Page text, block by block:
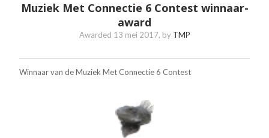
Muziek Met Connectie 6 Contest winnaar-
award
Awarded 13 mei 2017, by TMP
Winnaar van de Muziek Met Connectie 6 Contest